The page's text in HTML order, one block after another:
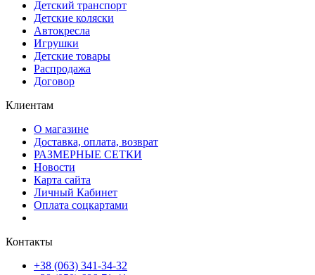
Детский транспорт
Детские коляски
Автокресла
Игрушки
Детские товары
Распродажа
Договор
Клиентам
О магазине
Доставка, оплата, возврат
РАЗМЕРНЫЕ СЕТКИ
Новости
Карта сайта
Личный Кабинет
Оплата соцкартами
Контакты
+38 (063) 341-34-32